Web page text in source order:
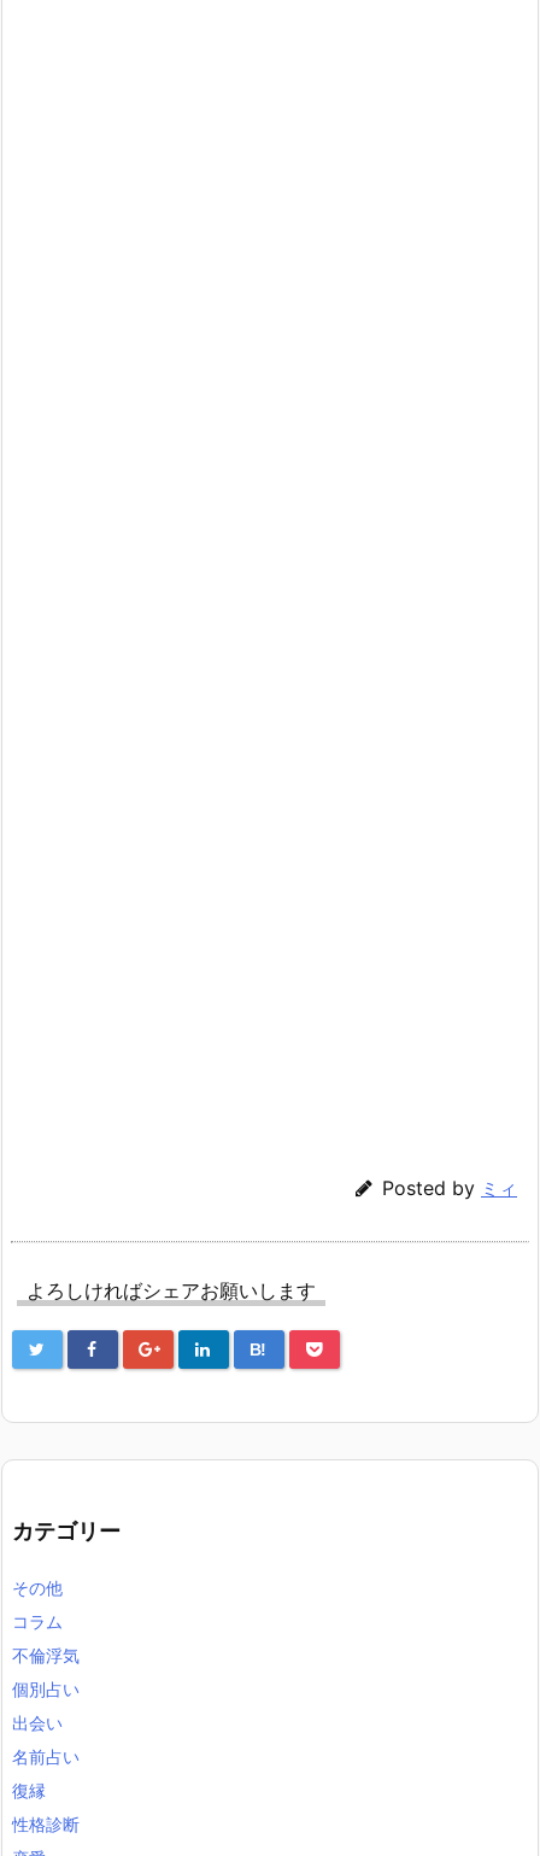
Posted by ミィ
よろしければシェアお願いします
B!
カテゴリー
その他
コラム
不倫浮気
個別占い
出会い
名前占い
復縁
性格診断